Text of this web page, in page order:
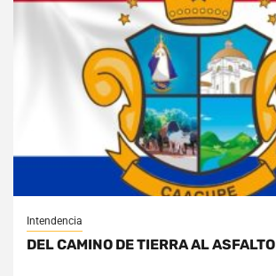
Intendencia
DEL CAMINO DE TIERRA AL ASFALTO